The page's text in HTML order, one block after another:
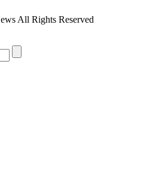
All Rights Reserved